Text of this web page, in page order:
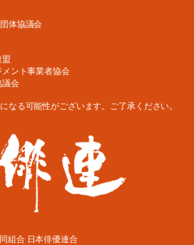
体協議会
盟
ント事業者協会
議会
なる可能性がございます。ご了承ください。
組合 日本俳優連合